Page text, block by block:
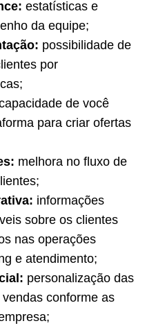
estatísticas e
da equipe;
possibilidade de
por
de você
para criar ofertas
melhora no fluxo de
informações
sobre os clientes
nas operações
e atendimento;
personalização das
conforme as